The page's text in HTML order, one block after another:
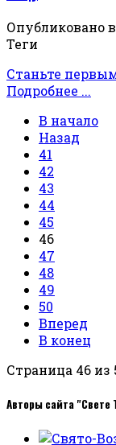
Опубликовано в
Теги
Станьте
Подробнее ...
В начало
Назад
41
42
43
44
45
46
47
48
49
50
Вперед
В конец
Страница 46 из
Авторы сайта "Свете